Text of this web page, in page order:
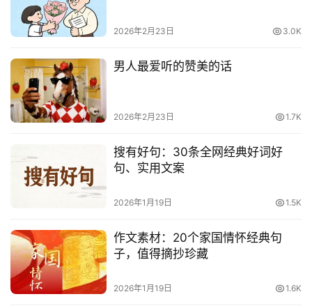
词
用
贺
词
络
热
电
影
台
词
登录 注册
2026年2月23日 3.0K
男人最爱听的赞美的话
2026年2月23日 1.7K
搜有好句：30条全网经典好词好
句、实用文案
2026年1月19日 1.5K
作文素材：20个家国情怀经典句
子，值得摘抄珍藏
2026年1月19日 1.6K